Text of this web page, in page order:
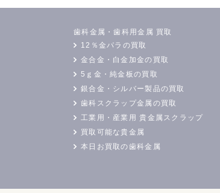
歯科金属・歯科用金属 買取
12％金パラの買取
金合金・白金加金の買取
5ｇ金・純金板の買取
銀合金・シルバー製品の買取
歯科スクラップ金属の買取
工業用・産業用 貴金属スクラップ
買取可能な貴金属
本日お買取の歯科金属